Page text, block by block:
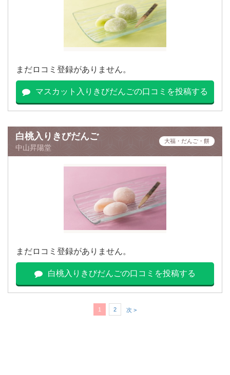
まだロコミ登録がありません。
マスカット入りきびだんごの口コミを投稿する
白桃入りきびだんご
中山昇陽堂
大福・だんご・餅
まだロコミ登録がありません。
白桃入りきびだんごの口コミを投稿する
1 2 次 >